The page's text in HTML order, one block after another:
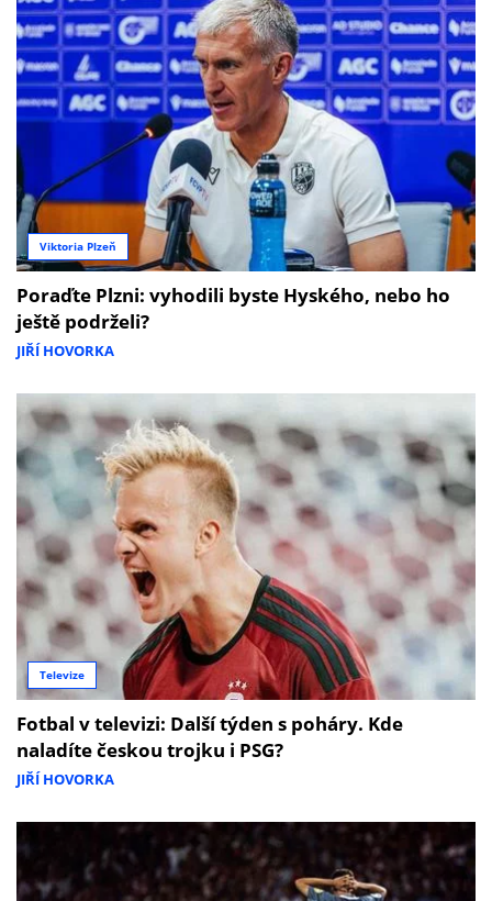
Viktoria Plzeň
Poraďte Plzni: vyhodili byste Hyského, nebo ho
ještě podrželi?
JIŘÍ HOVORKA
Televize
Fotbal v televizi: Další týden s poháry. Kde
naladíte českou trojku i PSG?
JIŘÍ HOVORKA